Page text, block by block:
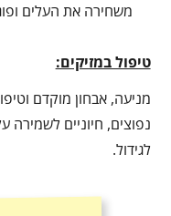
משחירה את העלים
טיפול במזיקים:
מניעה, אבחון מוקדם
נפוצים, חיוניים
לגידול.